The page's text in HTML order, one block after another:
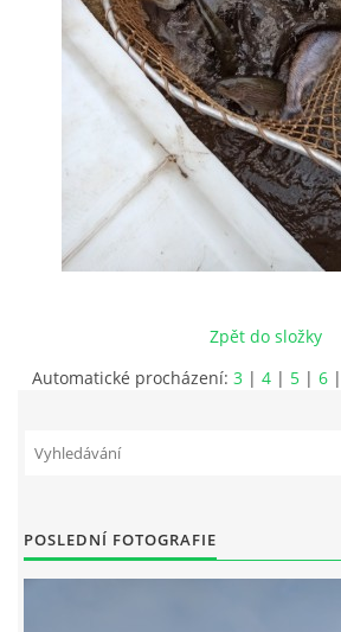
JAK SE STÁT ČLENEM MO ČRS
RYBÁŘSKÝ ŘÁD, MÍSTNÍ POVOLENKY
PROBĚHLÉ AKCE
RYBÁŘSKÝ ŘÁD VÝCHODOČESKÉHO
Zpět do složky
Automatické procházení: 3 | 4 | 5 | 6 |
POSLEDNÍ FOTOGRAFIE